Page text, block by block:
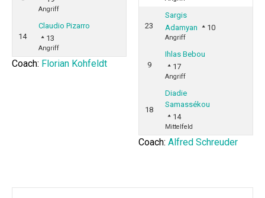
Angriff
14
Claudio Pizarro
13
Angriff
Coach: Florian Kohfeldt
23
Sargis
Adamyan
10
Angriff
9
Ihlas Bebou
17
Angriff
18
Diadie
Samassékou
14
Mittelfeld
Coach: Alfred Schreuder